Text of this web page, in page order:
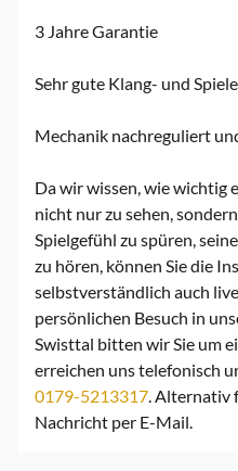
3 Jahre Garantie
Sehr gute Klang- und
Mechanik nachreguliert
Da wir wissen, wie wichtig
nicht nur zu sehen,
Spielgefühl zu spüren,
zu hören, können Sie die
selbstverständlich auch
persönlichen Besuch in
Swisttal bitten wir Sie um
erreichen uns telefonisch
0179-5213317. Alternativ
Nachricht per E-Mail.